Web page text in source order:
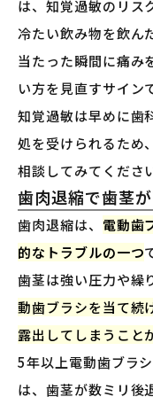
は、知覚過敏のリス
冷たい飲み物を飲ん
当たった瞬間に痛み
い方を見直すサイン
知覚過敏は早めに歯
処を受けられるため
相談してみてくださ
歯肉退縮で歯茎
歯肉退縮は、 電動歯
的なトラブルの一つ
歯茎は強い圧力や繰
動歯ブラシを当て続
露出してしまうこと
5年以上電動歯ブラ
は、歯茎が数ミリ後